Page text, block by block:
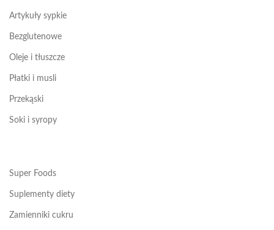
Artykuły sypkie
Bezglutenowe
Oleje i tłuszcze
Płatki i musli
Przekąski
Soki i syropy
Super Foods
Suplementy diety
Zamienniki cukru